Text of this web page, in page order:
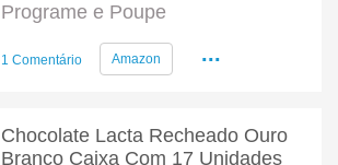
Programe e Poupe
1 Comentário Amazon ...
Chocolate Lacta Recheado Ouro
Branco Caixa Com 17 Unidades